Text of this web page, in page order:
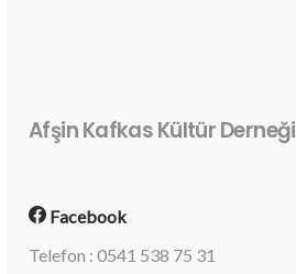
Afşin Kafkas Kültür Derneği
Facebook
Telefon : 0541 538 75 31